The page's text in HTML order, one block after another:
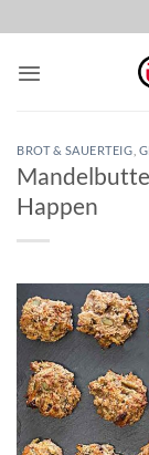
Inhalt
springen
BROT & SAUERTEIG
Happen